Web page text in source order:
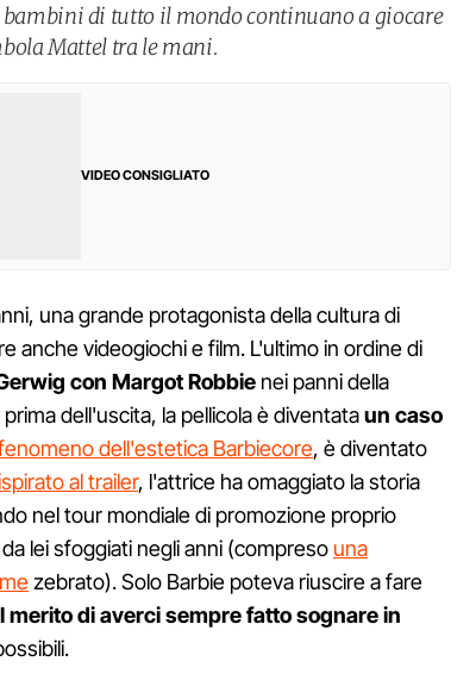
di tutto il mondo continuano a giocare
Mattel tra le mani.
VIDEO CONSIGLIATO
una grande protagonista della cultura di
anche videogiochi e film. L'ultimo in ordine di
con Margot Robbie nei panni della
dell'uscita, la pellicola è diventataun caso
dell'estetica Barbiecore, è diventato
al trailer, l'attrice ha omaggiato la storia
nel tour mondiale di promozione proprio
lei sfoggiati negli anni (compreso una
zebrato). Solo Barbie poteva riuscire a fare
merito di averci sempre fatto sognare in